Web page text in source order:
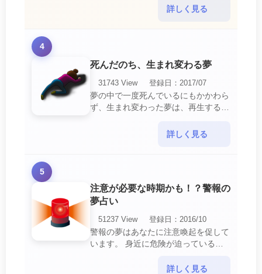
短所やコンプレックスを的確に認識し
詳しく見る
4
死んだのち、生まれ変わる夢
31743 View
登録日：2017/07
夢の中で一度死んでいるにもかかわら
ず、生まれ変わった夢は、再生する夢
あなたに関するすべての運気が上昇し
詳しく見る
5
注意が必要な時期かも！？警報の
夢占い
51237 View
登録日：2016/10
警報の夢はあなたに注意喚起を促して
います。 身近に危険が迫っている暗
て危機を回避する事が必要です。 ま
詳しく見る